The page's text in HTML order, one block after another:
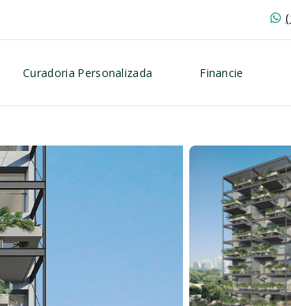
Curadoria Personalizada Financie